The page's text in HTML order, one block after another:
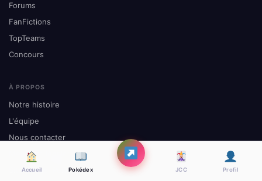
Accueil Pokédex JCC Profil
Forums
FanFictions
TopTeams
Concours
À PROPOS
Notre histoire
L'équipe
Nous contacter
Mentions légales
Site officiel Pokémon